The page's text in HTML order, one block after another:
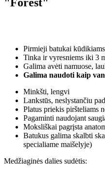
Pirmieji batukai
Tinka ir vyresniems iki 3
Galima avėti namuose,
Galima naudoti kaip
Minkšti, lengvi
Lankstūs, neslystančiu
Platus priekis piršteliams
Pagaminti naudojant
Moksliškai pagrįsta
Batukus galima skalbti
specialiame maišelyje)
Medžiaginės dalies sudėtis: